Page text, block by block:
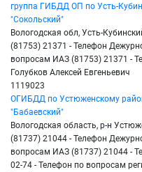
группа ГИБДД ОП по Усть-
"Сокольский"
Вологодская обл, Усть-
(81753) 21371 - Телефон
вопросам ИАЗ (81753) 21371 -
Голубков Алексей Евгеньевич
1119023
ОГИБДД по Устюженскому
"Бабаевский"
Вологодская область, р-н
(81737) 21044 - Телефон
вопросам ИАЗ (81737) 21044 -
02-74 - Телефон по вопросам